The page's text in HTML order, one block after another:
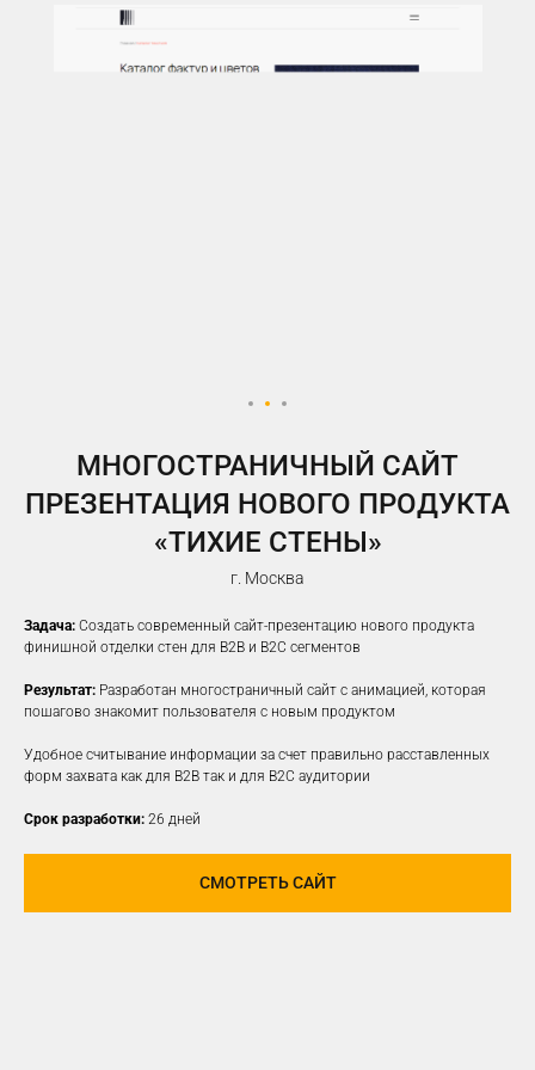
МНОГОСТРАНИЧНЫЙ САЙТ
ПРЕЗЕНТАЦИЯ НОВОГО ПРОДУКТА
«ТИХИЕ СТЕНЫ»
г. Москва
Задача: Создать современный сайт-презентацию нового продукта
финишной отделки стен для B2B и B2C сегментов
Результат: Разработан многостраничный сайт с анимацией, которая
пошагово знакомит пользователя с новым продуктом
Удобное считывание информации за счет правильно расставленных
форм захвата как для B2B так и для B2C аудитории
Срок разработки: 26 дней
СМОТРЕТЬ САЙТ